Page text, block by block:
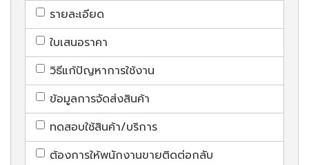
รายละเอียด
ใบเสนอราคา
วิธีแก้ปัญหาการใช้งาน
ข้อมูลการจัดส่งสินค้า
ทดสอบใช้สินค้า/บริการ
ต้องการให้พนักงานขายติดต่อกลับ